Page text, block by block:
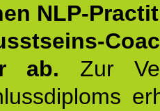
NLP-
ab. Zur